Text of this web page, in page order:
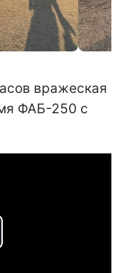
вражеская
ФАБ-250 с